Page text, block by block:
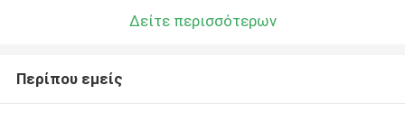
Δείτε περισσότερων
Περίπου εμείς